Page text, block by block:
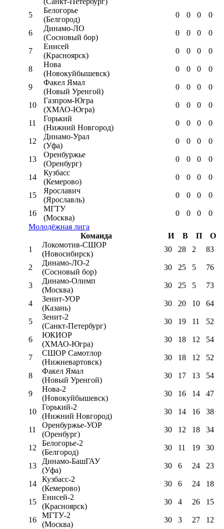
5
Белогорье
(Белгород)
0 0 0 0
6
Динамо-ЛО
(Сосновый бор)
0 0 0 0
7
Енисей
(Красноярск)
0 0 0 0
8
Нова
(Новокуйбышевск)
0 0 0 0
9
Факел Ямал
(Новый Уренгой)
0 0 0 0
10
Газпром-Югра
(ХМАО-Югра)
0 0 0 0
11
Горький
(Нижний Новгород)
0 0 0 0
12
Динамо-Урал
(Уфа)
0 0 0 0
13
Оренбуржье
(Оренбург)
0 0 0 0
14
Кузбасс
(Кемерово)
0 0 0 0
15
Ярославич
(Ярославль)
0 0 0 0
16
МГТУ
(Москва)
0 0 0
0
Молодёжная лига
Команда
И В П
О
1
Локомотив-CШОР
(Новосибирск)
30 28 2 83
2
Динамо-ЛО-2
(Сосновый бор)
30 25 5 76
3
Динамо-Олимп
(Москва)
30 25 5 73
4
Зенит-УОР
(Казань)
30 20 10 64
5
Зенит-2
(Санкт-Петербург)
30 19 11 52
6
ЮКИОР
(ХМАО-Югра)
30 18 12 54
7
СШОР Самотлор
(Нижневартовск)
30 18 12 52
8
Факел Ямал
(Новый Уренгой)
30 17 13 54
9
Нова-2
(Новокуйбышевск)
30 16 14 47
10
Горький-2
(Нижний Новгород)
30 14 16 38
11
Оренбуржье-УОР
(Оренбург)
30 12 18 34
12
Белогорье-2
(Белгород)
30 11 19 30
13
Динамо-БашГАУ
(Уфа)
30 6 24 23
14
Кузбасс-2
(Кемерово)
30 6 24 18
15
Енисей-2
(Красноярск)
30 4 26 15
16
МГТУ-2
(Москва)
30 3 27 12